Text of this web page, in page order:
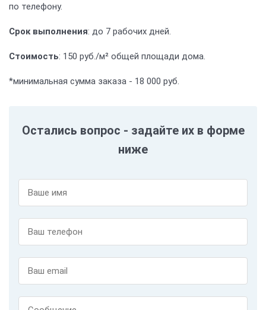
по телефону.
Срок выполнения: до 7 рабочих дней.
Стоимость: 150 руб./м² общей площади дома.
*минимальная сумма заказа - 18 000 руб.
Остались вопрос - задайте их в форме
ниже